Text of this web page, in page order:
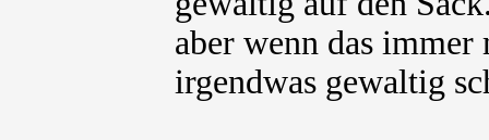
aber wenn das
irgendwas gewaltig